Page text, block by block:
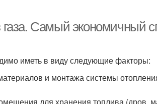
Самый экономичный
иметь в виду следующие факторы:
и монтажа системы